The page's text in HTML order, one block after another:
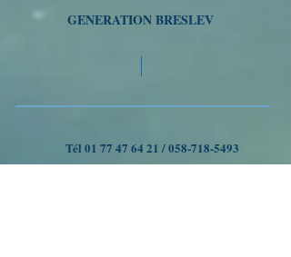
GENERATION BRESLEV
Tél 01 77 47 64 21 /058-718-5493